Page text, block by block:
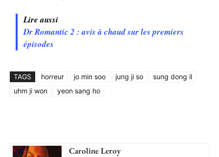
Lire aussi
Dr Romantic 2 : avis à chaud sur les premiers
épisodes
TAGS horreur jo min soo jung ji so
sung dong il
uhm ji won
yeon sang ho
Caroline Leroy